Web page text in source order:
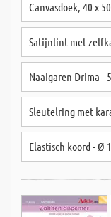
Canvasdoek, 40 x
Satijnlint met
Naaigaren Drima -
Sleutelring met
Elastisch koord - Ø